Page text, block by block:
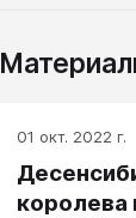
01 окт. 2022 г.
королева